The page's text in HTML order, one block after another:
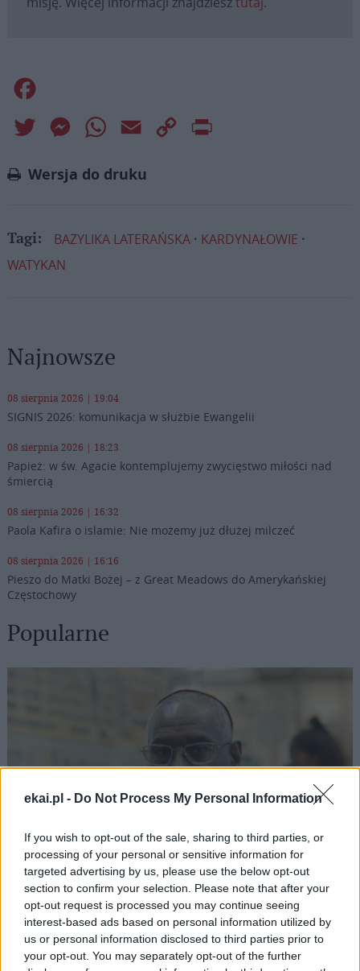
ekai.pl - Do Not Process My Personal Information
If you wish to opt-out of the sale, sharing to third parties, or
processing of your personal or sensitive information for
targeted advertising by us, please use the below opt-out
section to confirm your selection. Please note that after your
opt-out request is processed you may continue seeing
interest-based ads based on personal information utilized by
us or personal information disclosed to third parties prior to
your opt-out. You may separately opt-out of the further
Twitter MessengerWhatsApp
Email
Copy
Wersja do druku
Tagi: BAZYLIKA LATERAŃSKA
KARDYNAŁOWIE
WATYKAN
Najnowsze
08 sierpnia 2026 | 19:04
SIGNIS 2026: komunikacja w służbie Ewangelii
08 sierpnia 2026 | 18:23
Papież: w św. Agacie kontemplujemy zwycięstwo miłości nad
śmiercią
08 sierpnia 2026 | 16:32
Paola Kafira o islamie: Nie możemy już dłużej milczeć
08 sierpnia 2026 | 16:16
Pieszo do Matki Bożej – z Great Meadows do Amerykańskiej
Częstochowy
Popularne
Kard. Sarah: Obrzędów nie można arbitralnie znosić